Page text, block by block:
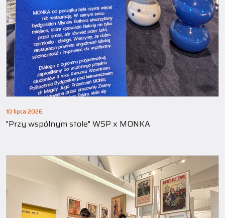
10 lipca 2026
"Przy wspólnym stole" WSP x MONKA